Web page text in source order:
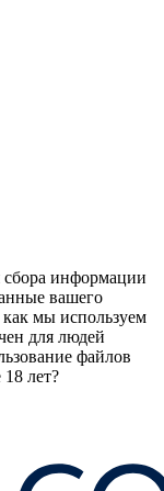
информации
вашего
мы используем
для людей
файлов
лет?